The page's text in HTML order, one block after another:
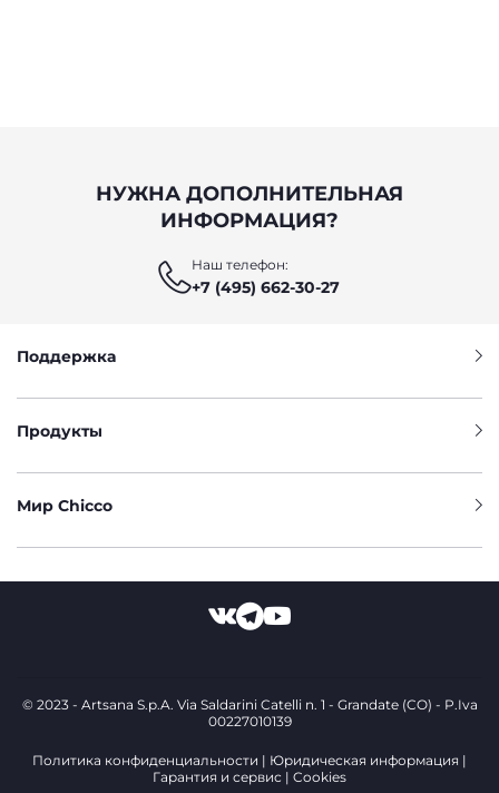
НУЖНА ДОПОЛНИТЕЛЬНАЯ
ИНФОРМАЦИЯ?
Наш телефон:
+7 (495) 662-30-27
Поддержка
Продукты
Мир Chicco
© 2023 - Artsana S.p.A. Via Saldarini Catelli n. 1 - Grandate (CO) - P.Iva
00227010139
Политика конфиденциальности
Юридическая информация
Гарантия и сервис
Cookies